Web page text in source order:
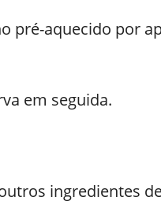
pré-aquecido por
em seguida.
ingredientes